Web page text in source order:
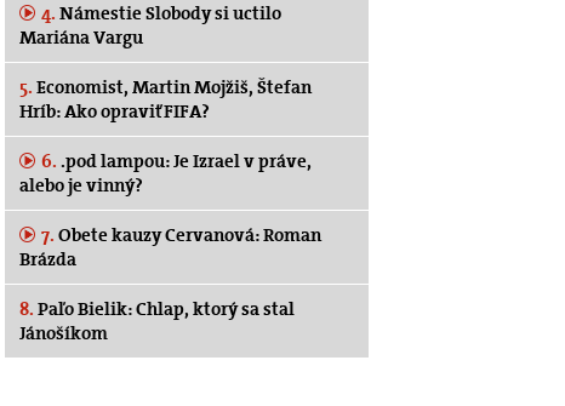
4. Námestie Slobody si uctilo
Mariána Vargu
5. Economist, Martin Mojžiš, Štefan
Hríb: Ako opraviť FIFA?
6. .pod lampou: Je Izrael v práve,
alebo je vinný?
7. Obete kauzy Cervanová: Roman
Brázda
8. Paľo Bielik: Chlap, ktorý sa stal
Jánošíkom